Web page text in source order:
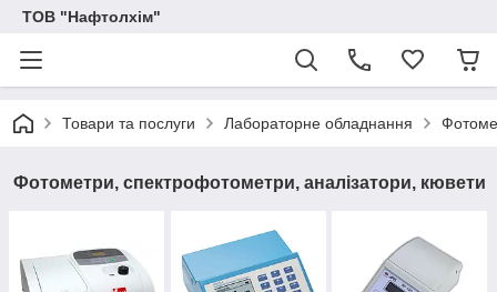
ТОВ "Нафтолхім"
Товари та послуги Лабораторне обладнання
Фотометри, спектрофотометри, аналізатори, кювети